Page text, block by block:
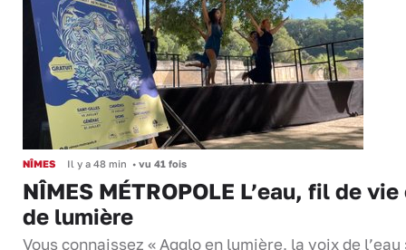
NÎMES Il y a 48 min • vu 41 fois
NÎMES MÉTROPOLE L’eau, fil de
de lumière
Vous connaissez « Agglo en lumière, la voix de l’eau